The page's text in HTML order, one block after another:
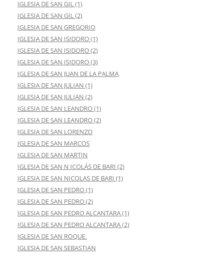
IGLESIA DE SAN GIL (1)
IGLESIA DE SAN GIL (2)
IGLESIA DE SAN GREGORIO
IGLESIA DE SAN ISIDORO (1)
IGLESIA DE SAN ISIDORO (2)
IGLESIA DE SAN ISIDORO (3)
IGLESIA DE SAN JUAN DE LA PALMA
IGLESIA DE SAN JULIAN (1)
IGLESIA DE SAN JULIAN (2)
IGLESIA DE SAN LEANDRO (1)
IGLESIA DE SAN LEANDRO (2)
IGLESIA DE SAN LORENZO
IGLESIA DE SAN MARCOS
IGLESIA DE SAN MARTIN
IGLESIA DE SAN N ICOLÁS DE BARI (2)
IGLESIA DE SAN NICOLAS DE BARI (1)
IGLESIA DE SAN PEDRO (1)
IGLESIA DE SAN PEDRO (2)
IGLESIA DE SAN PEDRO ALCANTARA (1)
IGLESIA DE SAN PEDRO ALCANTARA (2)
IGLESIA DE SAN ROQUE.
IGLESIA DE SAN SEBASTIAN